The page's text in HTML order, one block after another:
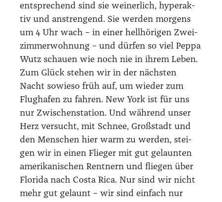
entspre­chend sind sie wei­ner­lich, hyper­ak­
tiv und anstren­gend. Sie wer­den mor­gens
um 4 Uhr wach – in einer hell­hö­ri­gen Zwei­
zim­mer­woh­nung – und dür­fen so viel Peppa
Wutz schau­en wie noch nie in ihrem Leben.
Zum Glück ste­hen wir in der nächs­ten
Nacht sowie­so früh auf, um wie­der zum
Flug­ha­fen zu fah­ren. New York ist für uns
nur Zwi­schen­sta­ti­on. Und wäh­rend unser
Herz ver­sucht, mit Schnee, Groß­stadt und
den Men­schen hier warm zu wer­den, stei­
gen wir in einen Flie­ger mit gut gelaun­ten
ame­ri­ka­ni­schen Rent­nern und flie­gen über
Flo­ri­da nach Cos­ta Rica. Nur sind wir nicht
mehr gut gelaunt – wir sind ein­fach nur